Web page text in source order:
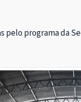
programa da